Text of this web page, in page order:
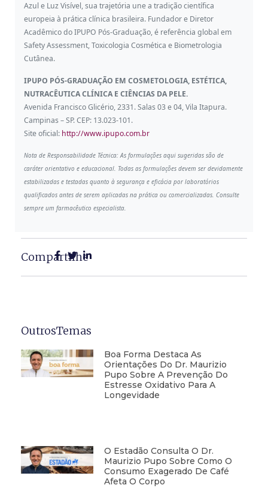
Azul e Luz Visível, sua trajetória une a tradição científica
europeia à prática clínica brasileira. Fundador e Diretor
Acadêmico do IPUPO Pós-Graduação, é referência global em
Safety Assessment, Toxicologia Cosmética e Biometrologia
Cutânea.
IPUPO PÓS-GRADUAÇÃO EM COSMETOLOGIA, ESTÉTICA,
NUTRACÊUTICA CLÍNICA E CIÊNCIAS DA PELE.
Avenida Francisco Glicério, 2331. Salas 03 e 04, Vila Itapura.
Campinas – SP. CEP: 13.023-101.
Site oficial: http://www.ipupo.com.br
Nota de Responsabilidade Técnica: As formulações aqui sugeridas são de
caráter orientativo e educacional. Todas as formulações devem ser devidamente
estabilizadas e testadas quanto à segurança e eficácia por laboratórios
qualificados antes de serem aplicadas na prática ou comercializadas. Consulte
sempre um farmacêutico especialista.
Compartilhe
OutrosTemas
Boa Forma Destaca As
Orientações Do Dr. Maurizio
Pupo Sobre A Prevenção Do
Estresse Oxidativo Para A
Longevidade
O Estadão Consulta O Dr.
Maurizio Pupo Sobre Como O
Consumo Exagerado De Café
Afeta O Corpo